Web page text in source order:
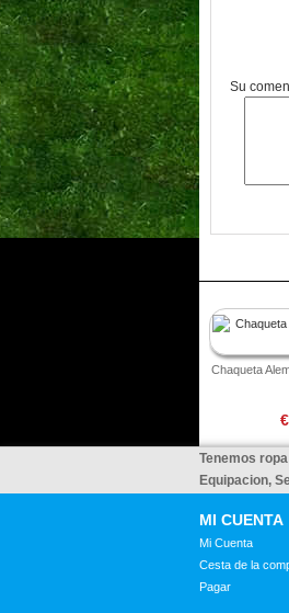
Su
Chaqueta
Tenemos
Equipacion,
MI CUENTA
Mi Cuenta
Cesta de la
Pagar